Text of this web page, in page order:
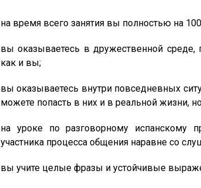
на время всего занятия вы полностью на
вы оказываетесь в дружественной
как и вы;
вы оказываетесь внутри повседневных
можете попасть в них и в реальной жизни,
на уроке по разговорному испанскому
участника процесса общения наравне со
вы учите целые фразы и устойчивые